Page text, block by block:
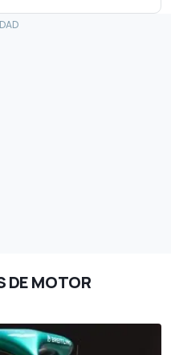
DE MOTOR